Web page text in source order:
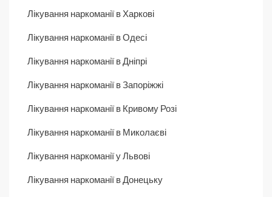
Лікування наркоманії в Харкові
Лікування наркоманії в Одесі
Лікування наркоманії в Дніпрі
Лікування наркоманії в Запоріжжі
Лікування наркоманії в Кривому Розі
Лікування наркоманії в Миколаєві
Лікування наркоманії у Львові
Лікування наркоманії в Донецьку